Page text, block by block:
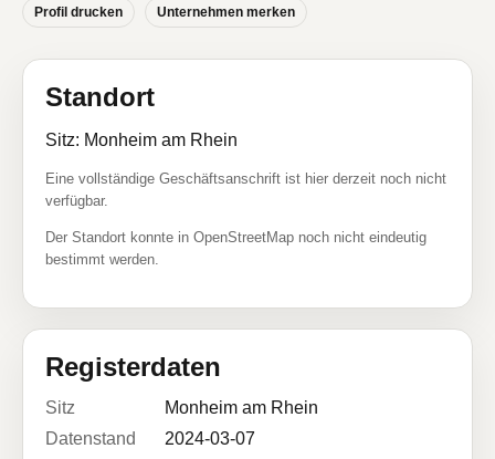
Profil drucken Unternehmen merken
Standort
Sitz: Monheim am Rhein
Eine vollständige Geschäftsanschrift ist hier derzeit noch nicht
verfügbar.
Der Standort konnte in OpenStreetMap noch nicht eindeutig
bestimmt werden.
Registerdaten
Sitz
Monheim am Rhein
Datenstand
2024-03-07